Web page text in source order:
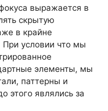
выражается в
скрытую
в крайне
условии что мы
элементы, мы
паттерны и
этого являлись за